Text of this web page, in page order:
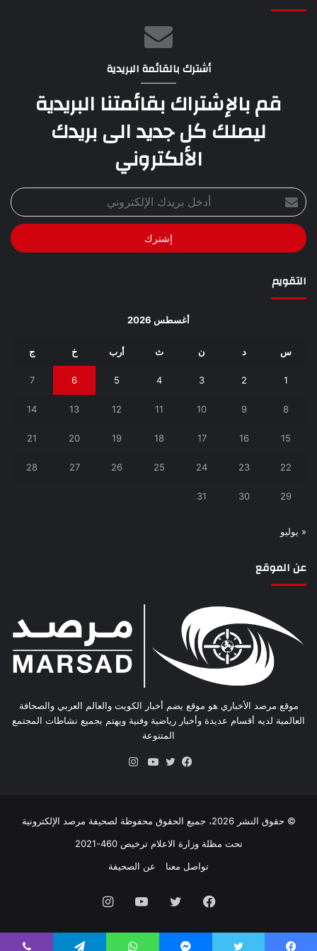
أشترك بالقائمة البريدية
قم بالإشتراك بقائمتنا البريدية
ليصلك كل جديد الى بريدك
الألكتروني
أدخل
بريدك
الإلكتروني
التقويم
أغسطس 2026
س د ن ث أرب خ ج
1
2
3
4
5
6
7
8
9
10
11
12
13
14
15
16
17
18
19
20
21
22
23
24
25
26
27
28
29
30
31
« يوليو
عن الموقع
موقع مرصد الأخباري هو موقع يضم أخبار الكويت والعالم العربي والصحافة
العالمية لديه أقسام عديدة وأخبار رياضية وفنية ويهتم بجميع نشاطات المجتمع
المتنوعة
© حقوق النشر 2026، جميع الحقوق محفوظة لصحيفة مرصد الإلكترونية
تحت مظلة وزارة الاعلام ترخيص 460-2021
تواصل معنا
عن الصحيفة
فيسبوك تويتر يوتيوب